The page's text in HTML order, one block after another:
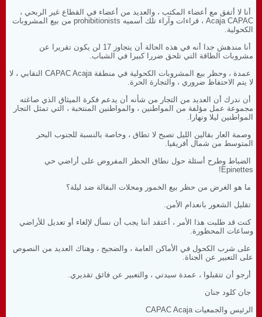
أنا لا أتفق مع أعضاء المكتب ، والعديد من أعضاء في القطاع غير الربحي ،
Acaja CAPAC ، قراءات وآراء تلك أسميه prohibitionists من بيع المشروبات
الكحولية.
أنا مندهش جدا أنه في هذه الحالة أن يتجاوز 17 لن يكون تقريرا عن
مشروبات الطاقة التي تلحق ضررا كبيرا في الشباب.
عمدة ، وحظر بيع المشروبات الكحولية في منطقة CAPAC Acaja النقابي ، لا
لا يتم الاحتفاظ ضروري ، والتجارة الحرة.
أن ندرك أن العديد من التجار من شأنه أن يدعم فكرة الميثاق الذي صاغته
مجموعة عمل مؤلفة من المواطنين ، والمواطنين المنتخبة ، التي تمثل التجار
المواطنين ليلا ونهارا.
وصمة العار بقالين الليل تصبح لا تطاق ، وخاصة بالنسبة للجنوب البحر
المتوسط ​​من شمال أفريقيا.
الضباط وطرح أسئلة حول نطاق الحظر المفروض على أراضي حي
Epinettes!
ما هو الغرض من حظر بيع الخمور ومحلات البقالة ضد ليلة؟
تقليل الشعور بانعدام الأمن.
كنت قد طلبت هذا الأمر ، أعتقد أننا يجب أن نسأل لإلغاء أو تعديل للأراضي
وساعات المحظورة.
على شرب الكحول في الأماكن العامة ، والضجيج ، وهناك العديد من النصوص
على التعبير عن الجناة.
أرجو أن تتقبلوا ، عمدة سيدتي ، والتعبير عن فائق تقديري.
جان كلود جنان
الرئيس والجمعيات CAPAC Acaja